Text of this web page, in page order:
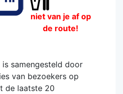
niet van je af op
de route!
is samengesteld door
van bezoekers op
de laatste 20